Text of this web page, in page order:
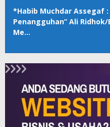
*Habib Muchdar Assegaf
Penangguhan” Ali Ridhok/
Me…